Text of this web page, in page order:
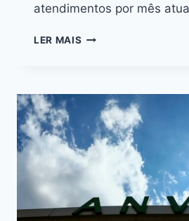
atendimentos por mês
LER MAIS